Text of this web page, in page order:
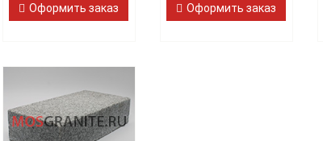
Оформить заказ Оформить заказ